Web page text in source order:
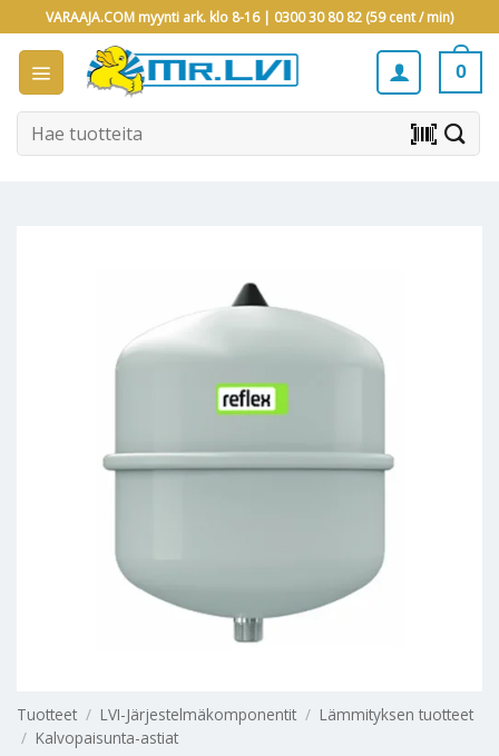
to
content
VARAAJA.COM myynti ark. klo 8-16 | 0300 30 80 82 (59 cent / min)
0
Etsi: barcode_scanner
Tuotteet / LVI-Järjestelmäkomponentit / Lämmityksen tuotteet
/ Kalvopaisunta-astiat